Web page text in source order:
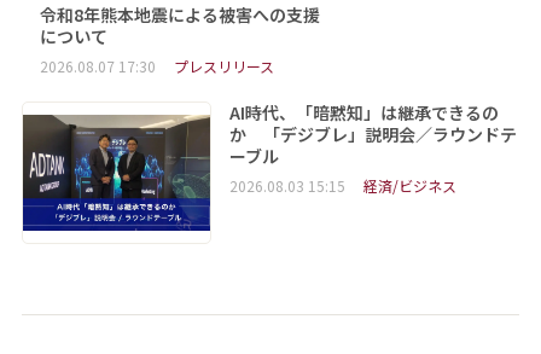
令和8年熊本地震による被害への支援
について
2026.08.07 17:30 プレスリリース
AI時代、「暗黙知」は継承できるの
か 「デジブレ」説明会／ラウンドテ
ーブル
2026.08.03 15:15 経済/ビジネス